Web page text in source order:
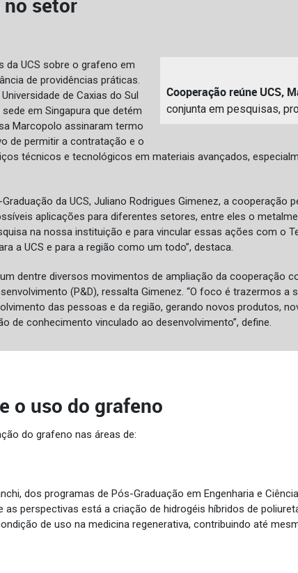
Cooperação reúne UCS,
conjunta em pesquisas,
UCS sobre o grafeno em
de providências práticas.
de Caxias do Sul
em Singapura que detém
Marcopolo assinaram termo
de permitir a contratação e o
técnicos e tecnológicos em materiais avançados,
da UCS, Juliano Rodrigues Gimenez, a cooperação
aplicações para diferentes setores, entre eles o
na nossa instituição e para vincular essas ações com o
a UCS e para a região como um todo”, destaca.
dentre diversos movimentos de ampliação da cooperação
(P&D), ressalta Gimenez. “O foco é trazermos a
das pessoas e da região, gerando novos produtos,
de conhecimento vinculado ao desenvolvimento”, define.
o uso do grafeno
do grafeno nas áreas de:
dos programas de Pós-Graduação em Engenharia e
perspectivas está a criação de hidrogéis híbridos de
de uso na medicina regenerativa, contribuindo até